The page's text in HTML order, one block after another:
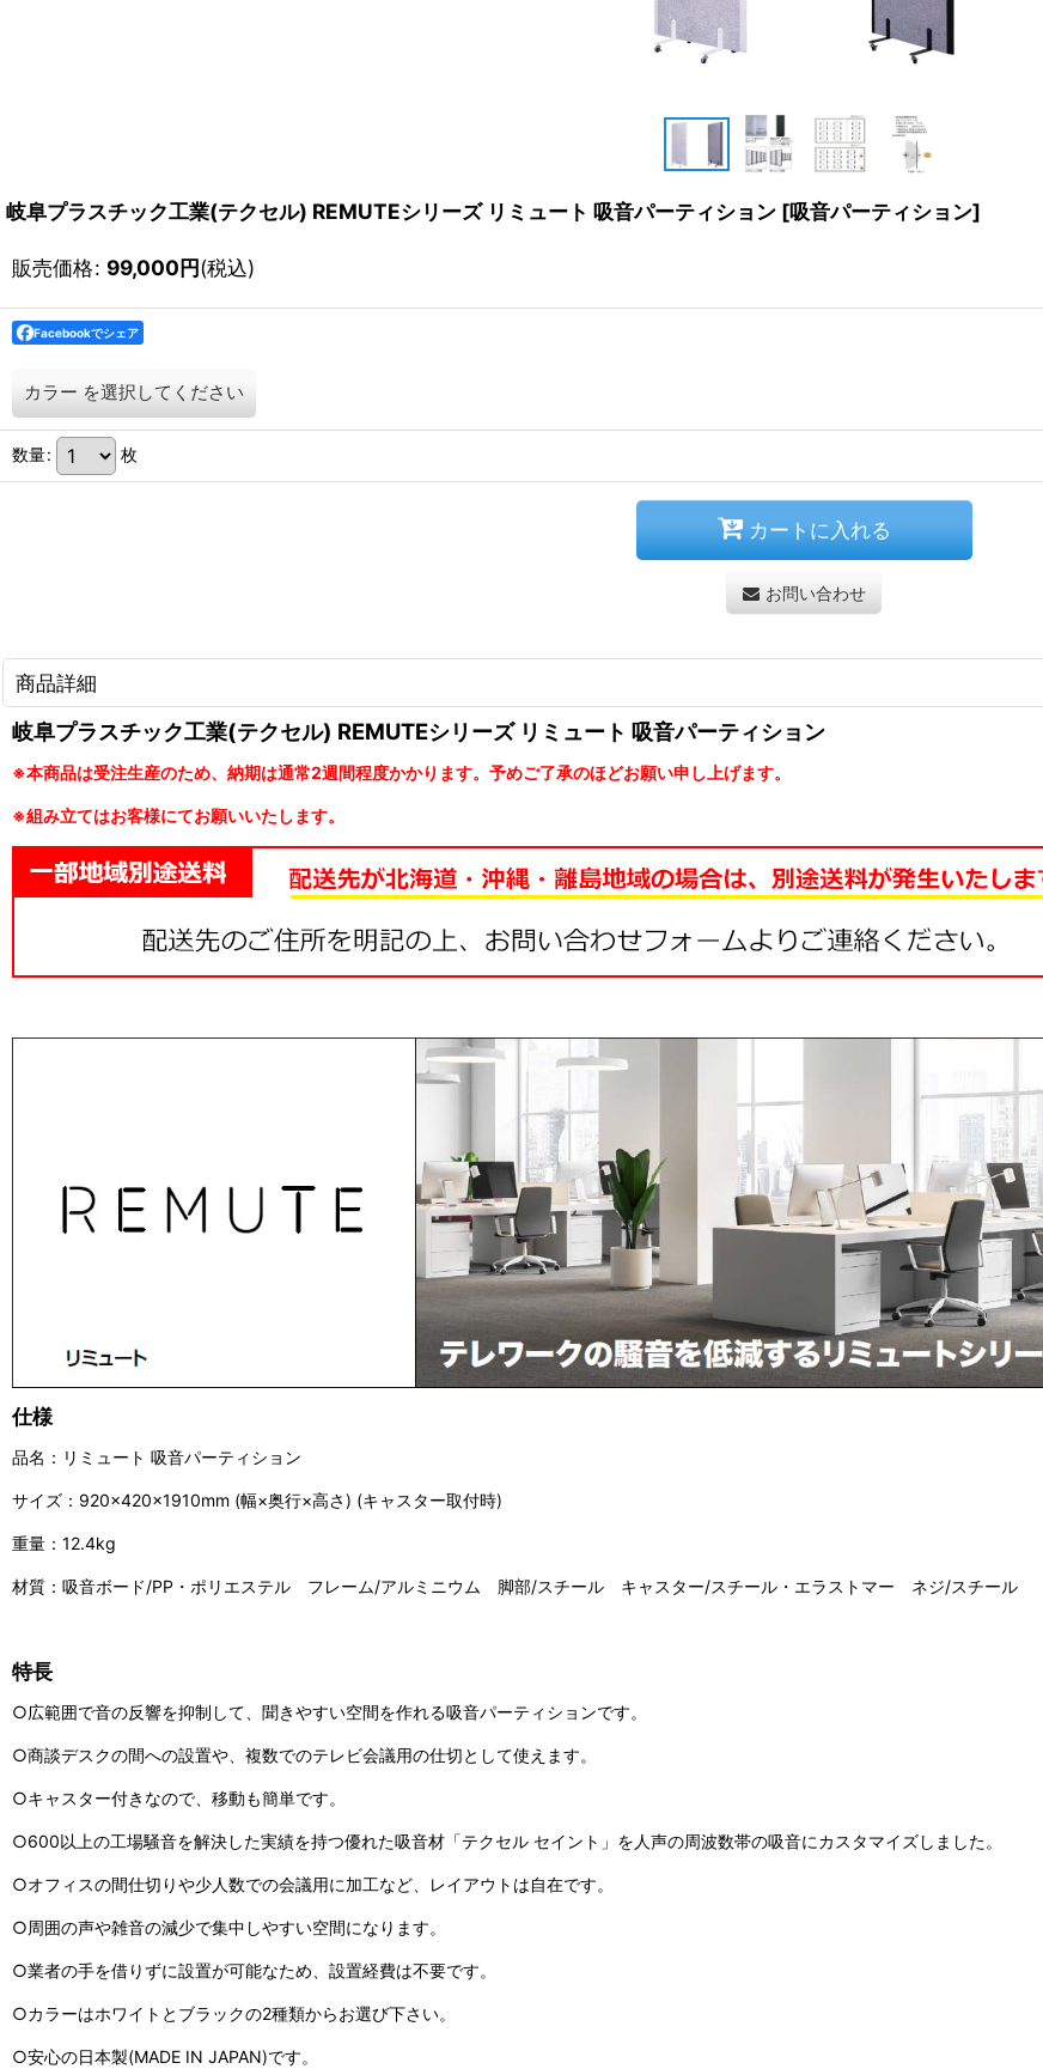
岐阜プラスチック工業(テクセル) REMUTEシリーズ リミュート 吸音パーティション [吸音パーティション]
販売価格: 99,000円(税込)
Facebookでシェア
カラー を選択してください
数量: 枚
カートに入れる
お問い合わせ
商品詳細
岐阜プラスチック工業(テクセル) REMUTEシリーズ リミュート 吸音パーティション
※本商品は受注生産のため、納期は通常2週間程度かかります。予めご了承のほどお願い申し上げます。
※組み立てはお客様にてお願いいたします。
仕様
品名：リミュート 吸音パーティション
サイズ：920×420×1910mm (幅×奥行×高さ) (キャスター取付時)
重量：12.4kg
材質：吸音ボード/PP・ポリエステル フレーム/アルミニウム 脚部/スチール キャスター/スチール・エラストマー ネジ/スチール
特長
○広範囲で音の反響を抑制して、聞きやすい空間を作れる吸音パーティションです。
○商談デスクの間への設置や、複数でのテレビ会議用の仕切として使えます。
○キャスター付きなので、移動も簡単です。
○600以上の工場騒音を解決した実績を持つ優れた吸音材「テクセル セイント」を人声の周波数帯の吸音にカスタマイズしました。
○オフィスの間仕切りや少人数での会議用に加工など、レイアウトは自在です。
○周囲の声や雑音の減少で集中しやすい空間になります。
○業者の手を借りずに設置が可能なため、設置経費は不要です。
○カラーはホワイトとブラックの2種類からお選び下さい。
○安心の日本製(MADE IN JAPAN)です。